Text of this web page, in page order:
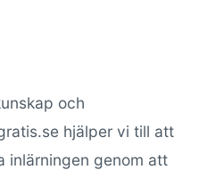
och
hjälper vi till att
inlärningen genom att